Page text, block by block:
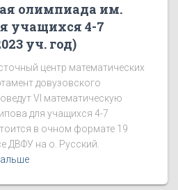
олимпиада им.
учащихся 4-7
уч. год)
центр математических
довузовского
VI математическую
для учащихся 4-7
в очном формате 19
ДВФУ на о. Русский.